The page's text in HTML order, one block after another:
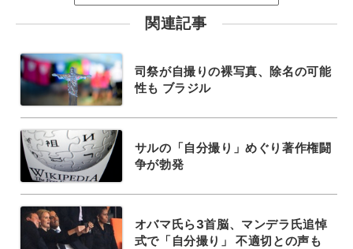
関連記事
司祭が自撮りの裸写真、除名の可能
性も ブラジル
サルの「自分撮り」めぐり著作権闘
争が勃発
オバマ氏ら3首脳、マンデラ氏追悼
式で「自分撮り」 不適切との声も